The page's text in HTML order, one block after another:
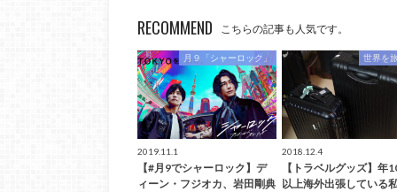
RECOMMEND こちらの記事も人気です。
月９「シャーロック」
2019.11.1
【#月9でシャーロック】デ
ィーン・フジオカ、岩田剛典
世界を
2018.12.4
【トラベルグッズ】年
以上海外出張している